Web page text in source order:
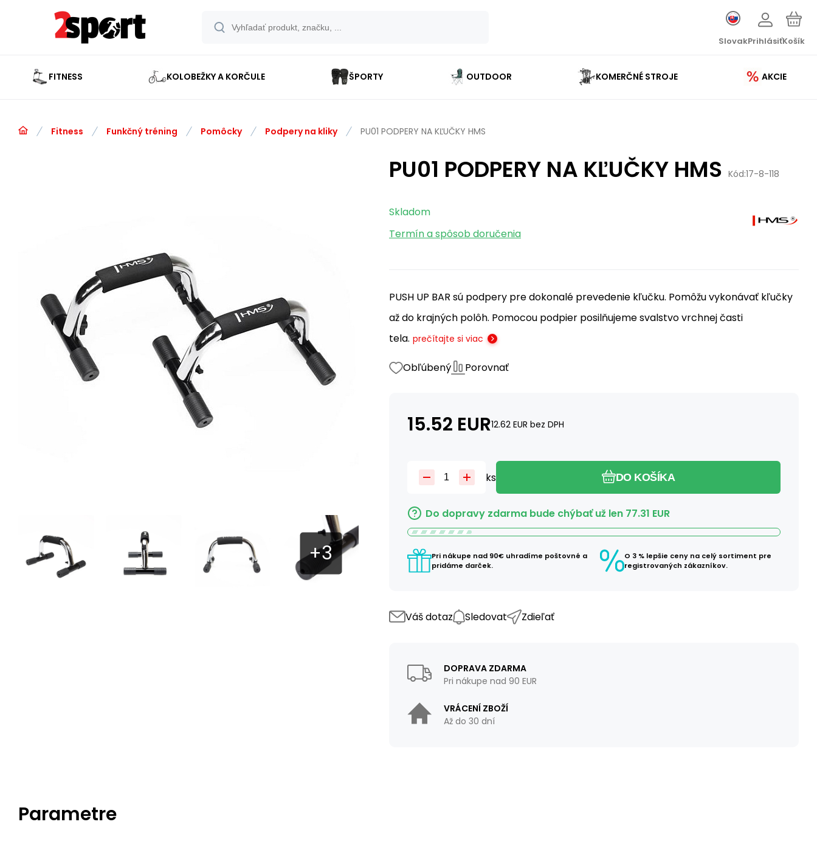
SlovakPrihlásiťKošík
FITNESS KOLOBEŽKY A KORČULE ŠPORTY OUTDOOR KOMERČNÉ STROJE AKCIE
Fitness Funkčný tréning Pomôcky Podpery na kliky PU01 PODPERY NA KĽUČKY HMS
PU01 PODPERY NA KĽUČKY HMS Kód:17-8-118
Skladom
Termín a spôsob doručenia
PUSH UP BAR sú podpery pre dokonalé prevedenie kľučku. Pomôžu vykonávať kľučky
až do krajných polôh. Pomocou podpier posilňujeme svalstvo vrchnej časti
tela. prečítajte si viac
Obľúbený Porovnať
15.52 EUR12.62 EUR bez DPH
ks DO KOŠÍKA
Do dopravy zdarma bude chýbať už len 77.31 EUR
Pri nákupe nad 90€ uhradíme poštovné a
pridáme darček.
O 3 % lepšie ceny na celý sortiment pre
registrovaných zákazníkov.
Váš dotaz Sledovat Zdieľať
DOPRAVA ZDARMA
Pri nákupe nad 90 EUR
VRÁCENÍ ZBOŽÍ
Až do 30 dní
Parametre